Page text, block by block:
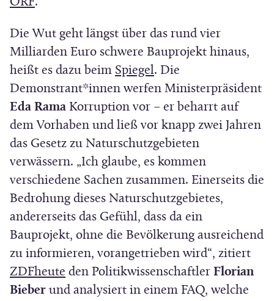
f
f
n
e
t
n
n
e
u
e
m
F
e
n
Die Wut geht längst über das rund vier
Milliarden Euro schwere Bauprojekt hinaus,
heißt es dazu beim Spiegel(
Ö
f
f
n
e
t
i
n
n
e
u
e
. Die
Demonstrant*innen werfen Ministerpräsident
Eda Rama Korruption vor – er beharrt auf
dem Vorhaben und ließ vor knapp zwei Jahren
das Gesetz zu Naturschutzgebieten
verwässern. „Ich glaube, es kommen
verschiedene Sachen zusammen. Einerseits die
Bedrohung dieses Naturschutzgebietes,
andererseits das Gefühl, dass da ein
Bauprojekt, ohne die Bevölkerung ausreichend
zu informieren, vorangetrieben wird“, zitiert
ZDFheute
Ö
den Politikwissenschaftler Florian
Bieber und analysiert in einem FAQ, welche